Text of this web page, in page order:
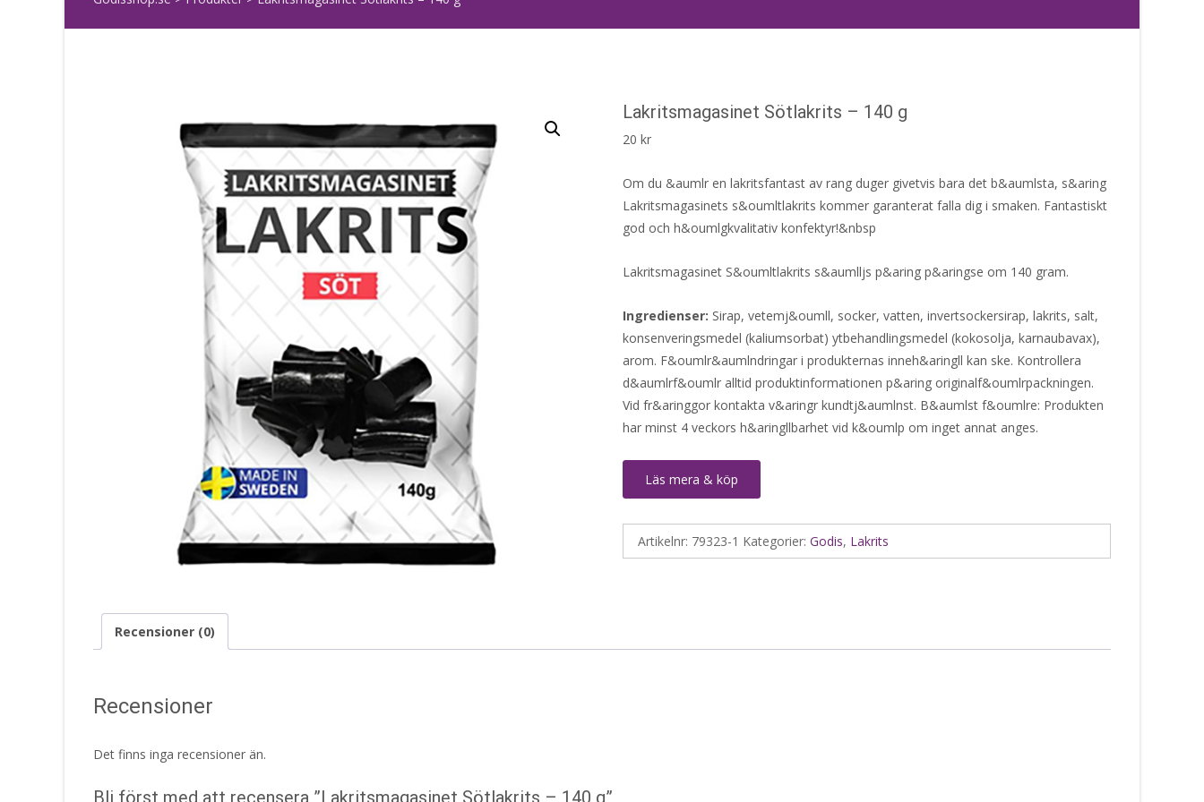
Lakritsmagasinet Sötlakrits – 140 g
20 kr
Om du &aumlr en lakritsfantast av rang duger givetvis bara det b&aumlsta, s&aring
Lakritsmagasinets s&oumltlakrits kommer garanterat falla dig i smaken. Fantastiskt
god och h&oumlgkvalitativ konfektyr!&nbsp
Lakritsmagasinet S&oumltlakrits s&aumlljs p&aring p&aringse om 140 gram.
Ingredienser: Sirap, vetemj&oumll, socker, vatten, invertsockersirap, lakrits, salt,
konsenveringsmedel (kaliumsorbat) ytbehandlingsmedel (kokosolja, karnaubavax),
arom. F&oumlr&aumlndringar i produkternas inneh&aringll kan ske. Kontrollera
d&aumlrf&oumlr alltid produktinformationen p&aring originalf&oumlrpackningen.
Vid fr&aringgor kontakta v&aringr kundtj&aumlnst. B&aumlst f&oumlre: Produkten
har minst 4 veckors h&aringllbarhet vid k&oumlp om inget annat anges.
Läs mera & köp
Artikelnr: 79323-1 Kategorier: Godis, Lakrits
Recensioner (0)
Recensioner
Det finns inga recensioner än.
Bli först med att recensera ”Lakritsmagasinet Sötlakrits – 140 g”